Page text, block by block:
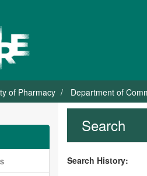
of Pharmacy Department of
Search
Search History: